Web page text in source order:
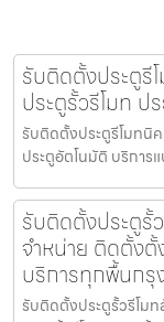
รับติดตั้งประตูรี
ประตูรั้วรีโมท ป
รับติดตั้งประตูรีโมทนิ
ประตูอัตโนมัติ บริกา
รับติดตั้งประตูรั้
จำหน่าย ติดตั้งตั้
บริการทุกพื้นกรุ
รับติดตั้งประตูรั้วรีโม